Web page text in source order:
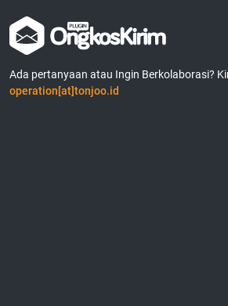
Ada pertanyaan atau Ingin Berkolaborasi?
operation[at]tonjoo.id